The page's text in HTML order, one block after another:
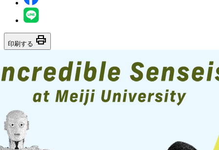
印刷する print